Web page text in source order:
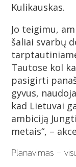
Kulikauskas.
Jo teigimu,
šaliai svarbų
Tautose kol
pasigirti
gyvus,
kad Lietuvai
ambiciją
metais“, –
Planavimas –